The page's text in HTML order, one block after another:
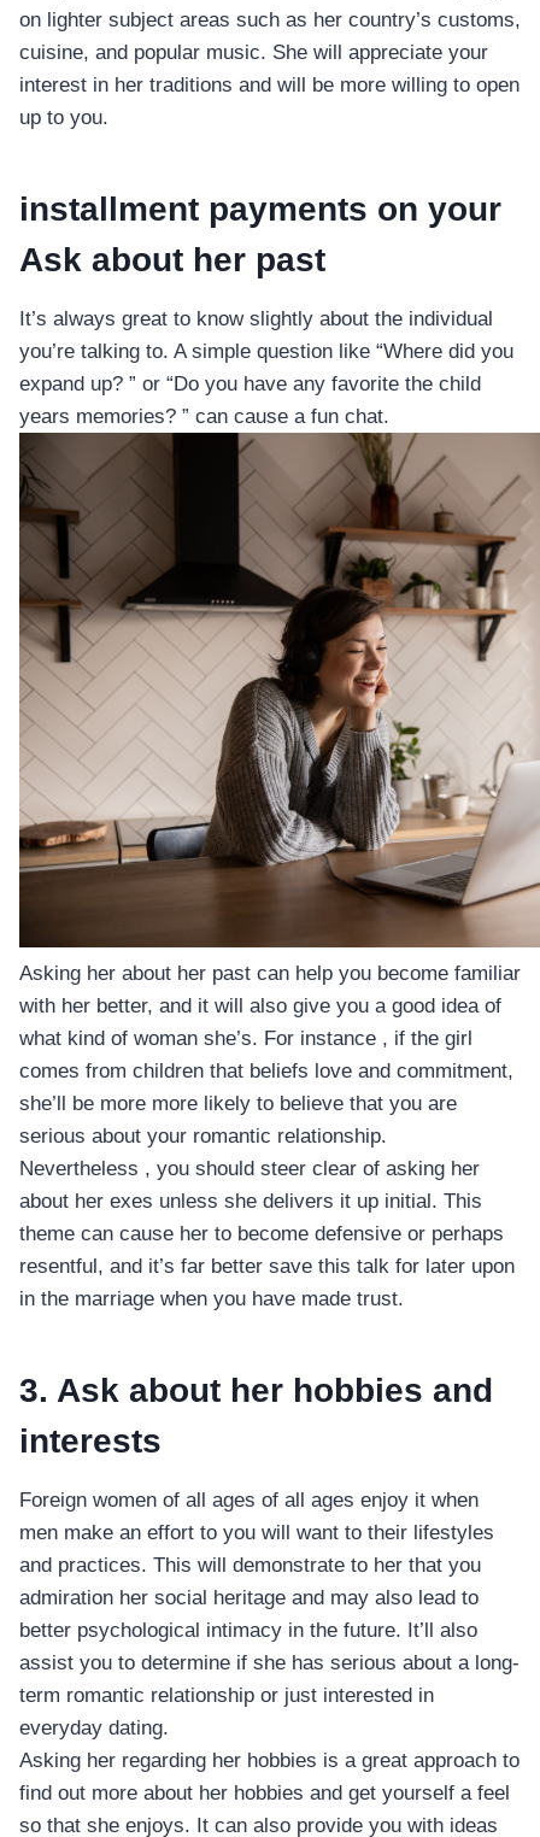
on lighter subject areas such as her country’s customs,
cuisine, and popular music. She will appreciate your
interest in her traditions and will be more willing to open
up to you.
installment payments on your
Ask about her past
It’s always great to know slightly about the individual
you’re talking to. A simple question like “Where did you
expand up? ” or “Do you have any favorite the child
years memories? ” can cause a fun chat.
Asking her about her past can help you become familiar
with her better, and it will also give you a good idea of
what kind of woman she’s. For instance , if the girl
comes from children that beliefs love and commitment,
she’ll be more more likely to believe that you are
serious about your romantic relationship.
Nevertheless , you should steer clear of asking her
about her exes unless she delivers it up initial. This
theme can cause her to become defensive or perhaps
resentful, and it’s far better save this talk for later upon
in the marriage when you have made trust.
3. Ask about her hobbies and
interests
Foreign women of all ages of all ages enjoy it when
men make an effort to you will want to their lifestyles
and practices. This will demonstrate to her that you
admiration her social heritage and may also lead to
better psychological intimacy in the future. It’ll also
assist you to determine if she has serious about a long-
term romantic relationship or just interested in
everyday dating.
Asking her regarding her hobbies is a great approach to
find out more about her hobbies and get yourself a feel
so that she enjoys. It can also provide you with ideas